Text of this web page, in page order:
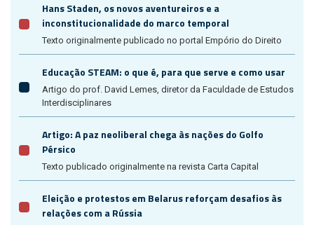
Hans Staden, os novos aventureiros e a
inconstitucionalidade do marco temporal
Texto originalmente publicado no portal Empório do Direito
Educação STEAM: o que é, para que serve e como usar
Artigo do prof. David Lemes, diretor da Faculdade de Estudos
Interdisciplinares
Artigo: A paz neoliberal chega às nações do Golfo
Pérsico
Texto publicado originalmente na revista Carta Capital
Eleição e protestos em Belarus reforçam desafios às
relações com a Rússia